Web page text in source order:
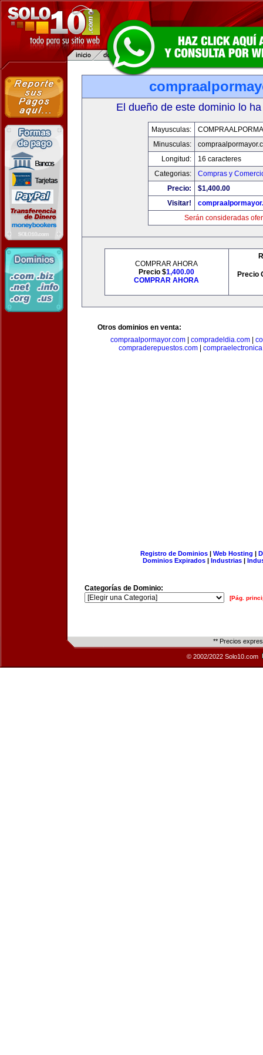
El dueño de este dominio lo
Mayusculas:
Minusculas:
Longitud:
16 caracteres
Categorias:
Compras y
Precio:
$1,400.00
Visitar!
Serán consideradas
COMPRAR AHORA
Precio $1,400.00
COMPRAR AHORA
Precio
Otros dominios en venta:
compraalpormayor.com| compradeldia.com|
compraderepuestos.com|
Registro de Dominios| Web Hosting |
Dominios Expirados | Industrias |
Categorías de Dominio:
[Pág.
** Precios
© 2002/2022 Solo10.com